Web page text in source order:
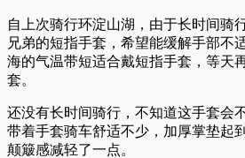
自上次骑行环淀山湖，由于长时间骑
兄弟的短指手套，希望能缓解手部不
海的气温带短适合戴短指手套，等天
套。
还没有长时间骑行，不知道这手套会
带着手套骑车舒适不少，加厚掌垫起
颠簸感减轻了一点。